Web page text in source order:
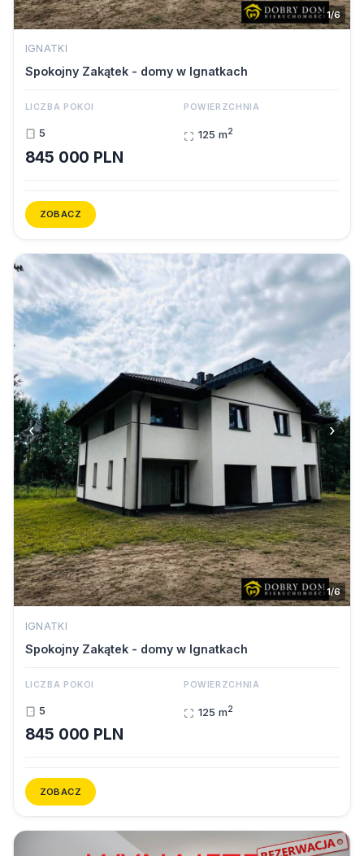
1/6
IGNATKI
Spokojny Zakątek - domy w Ignatkach
LICZBA POKOI
5
POWIERZCHNIA
125 m2
845 000 PLN
ZOBACZ
‹ ›
1/6
IGNATKI
Spokojny Zakątek - domy w Ignatkach
LICZBA POKOI
5
POWIERZCHNIA
125 m2
845 000 PLN
ZOBACZ